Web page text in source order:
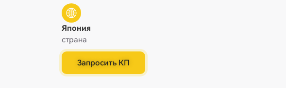
Япония
страна
Запросить КП